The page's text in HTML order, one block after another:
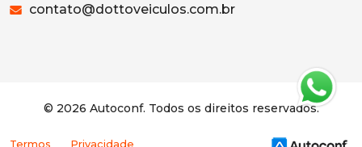
contato@dottoveiculos.com.br
© 2026 Autoconf. Todos os direitos reservados.
Termos Privacidade